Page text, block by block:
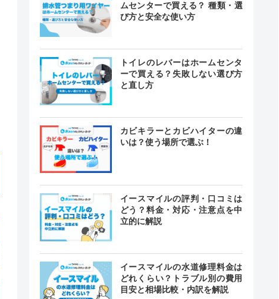
ムセンターで買える？ 種類・選
び方と安全な使い方
トイレのレバーはホームセンタ
ーで買える？失敗しない選び方
と直し方
カビキラーとカビハイターの違
いは？使う場所で選ぶ！
イースマイルの評判・口コミは
どう？料金・対応・注意点を中
立的に解説
イースマイルの水道修理料金は
どれくらい？トラブル別の費用
目安と相場比較・内訳を解説